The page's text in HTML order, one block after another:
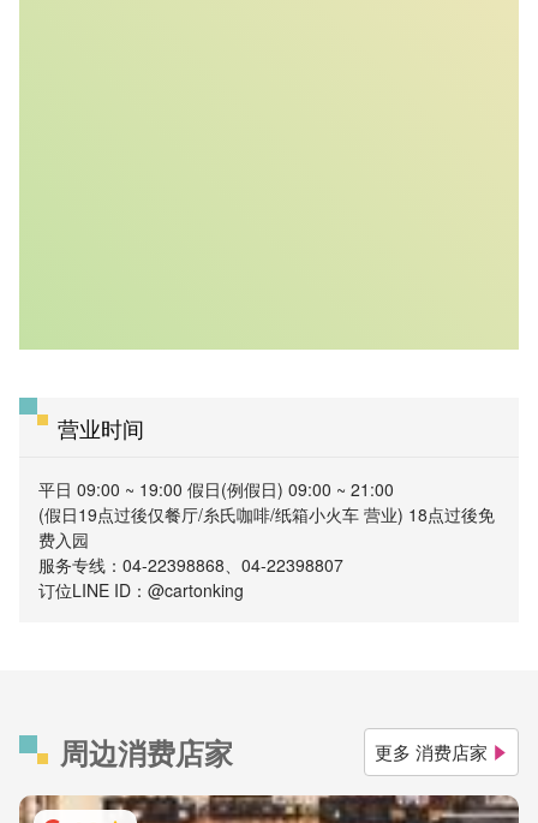
营业时间
平日 09:00 ~ 19:00 假日(例假日) 09:00 ~ 21:00
(假日19点过後仅餐厅/糸氏咖啡/纸箱小火车 营业) 18点过後免
费入园
服务专线：04-22398868、04-22398807
订位LINE ID：@cartonking
周边消费店家 更多 消费店家